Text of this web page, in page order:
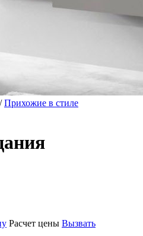
/Прихожие в стиле
Расчет цены Вызвать